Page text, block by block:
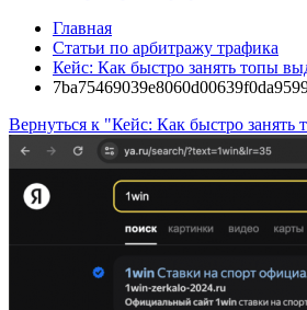
Главная
Статьи по арбитражу трафика
Кейс: Как быстро занять топы
Вернуться к "Кейс: Как быстро занять